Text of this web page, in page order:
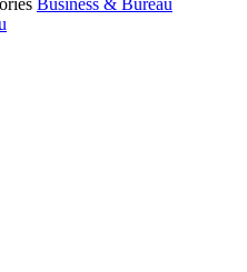
Business & Bureau